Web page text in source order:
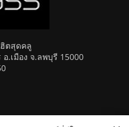
ตสุดคลู
.เมือง จ.ลพบุรี 15000